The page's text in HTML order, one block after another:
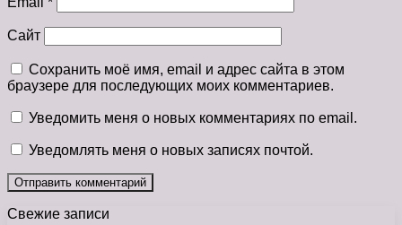
Сайт
Сохранить моё имя, email и адрес сайта в этом
браузере для последующих моих комментариев.
Уведомить меня о новых комментариях по email.
Уведомлять меня о новых записях почтой.
Свежие записи